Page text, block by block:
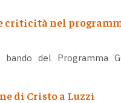
criticità nel
del Programma
di Cristo a Luzzi